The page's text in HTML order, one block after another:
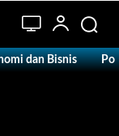
dan Bisnis